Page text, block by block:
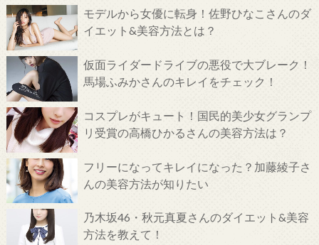
モデルから女優に転身！佐野ひなこさんのダ
イエット&美容方法とは？
仮面ライダードライブの悪役で大ブレーク！
馬場ふみかさんのキレイをチェック！
コスプレがキュート！国民的美少女グランプ
リ受賞の高橋ひかるさんの美容方法は？
フリーになってキレイになった？加藤綾子さ
んの美容方法が知りたい
乃木坂46・秋元真夏さんのダイエット&美容
方法を教えて！